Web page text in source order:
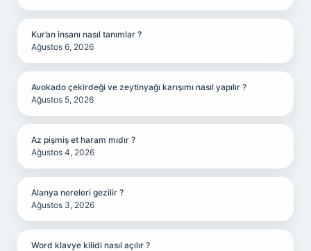
Kur’an insanı nasıl tanımlar ?
Ağustos 6, 2026
Avokado çekirdeği ve zeytinyağı karışımı nasıl yapılır ?
Ağustos 5, 2026
Az pişmiş et haram mıdır ?
Ağustos 4, 2026
Alanya nereleri gezilir ?
Ağustos 3, 2026
Word klavye kilidi nasıl açılır ?